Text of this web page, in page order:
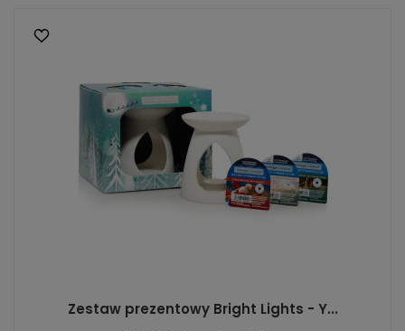
Zestaw prezentowy Bright Lights - Y...